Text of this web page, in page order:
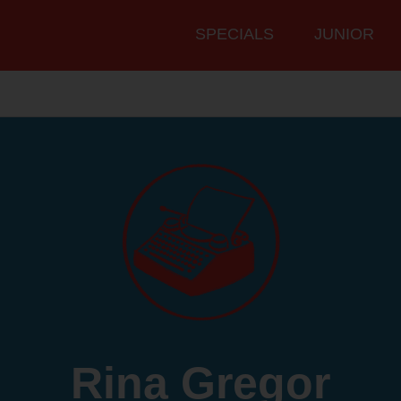
Hauptmenü
SPECIALS JUNIOR
Rina Gregor